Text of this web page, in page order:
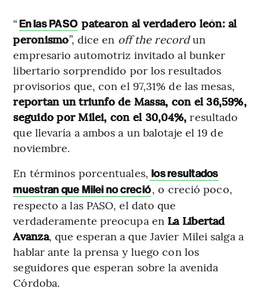
“En las PASO patearon al verdadero león: al
peronismo”, dice en off the recordun
empresario automotriz invitado al bunker
libertario sorprendido por los resultados
provisorios que, con el 97,31% de las mesas,
reportan un triunfo de Massa, con el 36,59%,
seguido por Milei, con el 30,04%, resultado
que llevaría a ambos a un balotaje el 19 de
noviembre.
En términos porcentuales, los resultados
muestran que Milei no creció, o creció poco,
respecto a las PASO, el dato que
verdaderamente preocupa en La Libertad
Avanza, que esperan a que Javier Milei salga a
hablar ante la prensa y luego con los
seguidores que esperan sobre la avenida
Córdoba.